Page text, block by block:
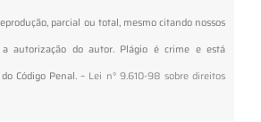
parcial ou total, mesmo citando nossos
autorização do autor. Plágio é crime e está
Código Penal. – Lei n° 9.610-98 sobre direitos